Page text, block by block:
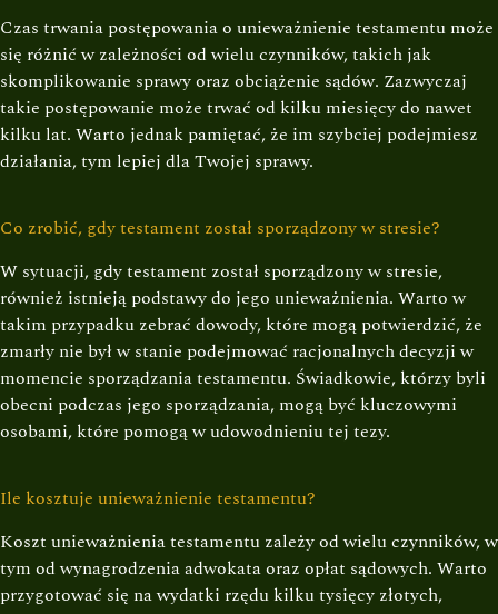
Czas trwania postępowania o unieważnienie testamentu może
się różnić w zależności od wielu czynników, takich jak
skomplikowanie sprawy oraz obciążenie sądów. Zazwyczaj
takie postępowanie może trwać od kilku miesięcy do nawet
kilku lat. Warto jednak pamiętać, że im szybciej podejmiesz
działania, tym lepiej dla Twojej sprawy.
Co zrobić, gdy testament został sporządzony w stresie?
W sytuacji, gdy testament został sporządzony w stresie,
również istnieją podstawy do jego unieważnienia. Warto w
takim przypadku zebrać dowody, które mogą potwierdzić, że
zmarły nie był w stanie podejmować racjonalnych decyzji w
momencie sporządzania testamentu. Świadkowie, którzy byli
obecni podczas jego sporządzania, mogą być kluczowymi
osobami, które pomogą w udowodnieniu tej tezy.
Ile kosztuje unieważnienie testamentu?
Koszt unieważnienia testamentu zależy od wielu czynników, w
tym od wynagrodzenia adwokata oraz opłat sądowych. Warto
przygotować się na wydatki rzędu kilku tysięcy złotych,